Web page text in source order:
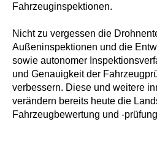
Fahrzeuginspektionen.
Nicht zu vergessen die
Außeninspektionen und die
sowie autonomer
und Genauigkeit der
verbessern. Diese und weitere
verändern bereits heute die
Fahrzeugbewertung und -